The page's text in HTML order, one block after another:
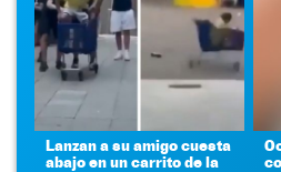
Lanzan a su amigo cuesta
abajo en un carrito de la